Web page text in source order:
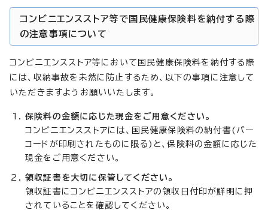
コンビニエンスストア等で国民健康保険料を納付する際
の注意事項について
コンビニエンスストア等において国民健康保険料を納付する際
には、収納事故を未然に防止するため、以下の事項に注意して
いただきますようお願いいたします。
保険料の金額に応じた現金をご用意ください。
コンビニエンスストアには、国民健康保険料の納付書(バー
コードが印刷されたものに限る)と、保険料の金額に応じた
現金をご用意ください。
領収証書を大切に保管してください。
領収証書にコンビニエンスストアの領収日付印が鮮明に押
されていることを確認してください。